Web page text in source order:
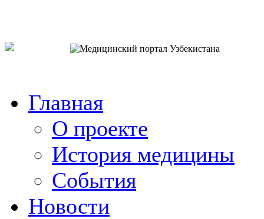
Главная
О проекте
История медицины
События
Новости